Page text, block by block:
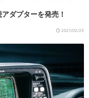
ダプターを発売！
2021/02/25